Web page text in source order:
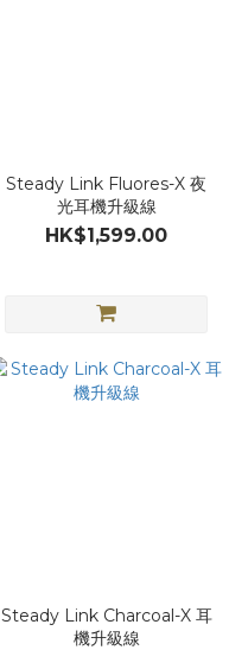
Steady Link Fluores-X 夜
光耳機升級線
HK$1,599.00
Steady Link Charcoal-X 耳
機升級線